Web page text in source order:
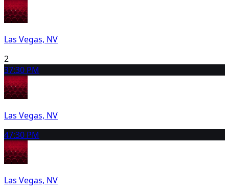
Las Vegas, NV
2
37:30 PM
Las Vegas, NV
47:30 PM
Las Vegas, NV